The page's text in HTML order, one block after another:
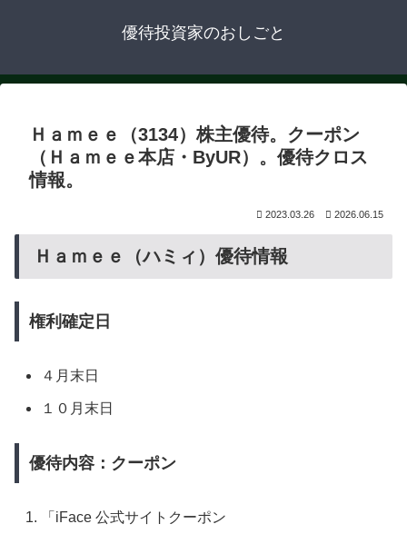
優待投資家のおしごと
Ｈａｍｅｅ（3134）株主優待。クーポン
（Ｈａｍｅｅ本店・ByUR）。優待クロス
情報。
2023.03.26 2026.06.15
Ｈａｍｅｅ（ハミィ）優待情報
権利確定日
４月末日
１０月末日
優待内容：クーポン
「iFace 公式サイトクーポン